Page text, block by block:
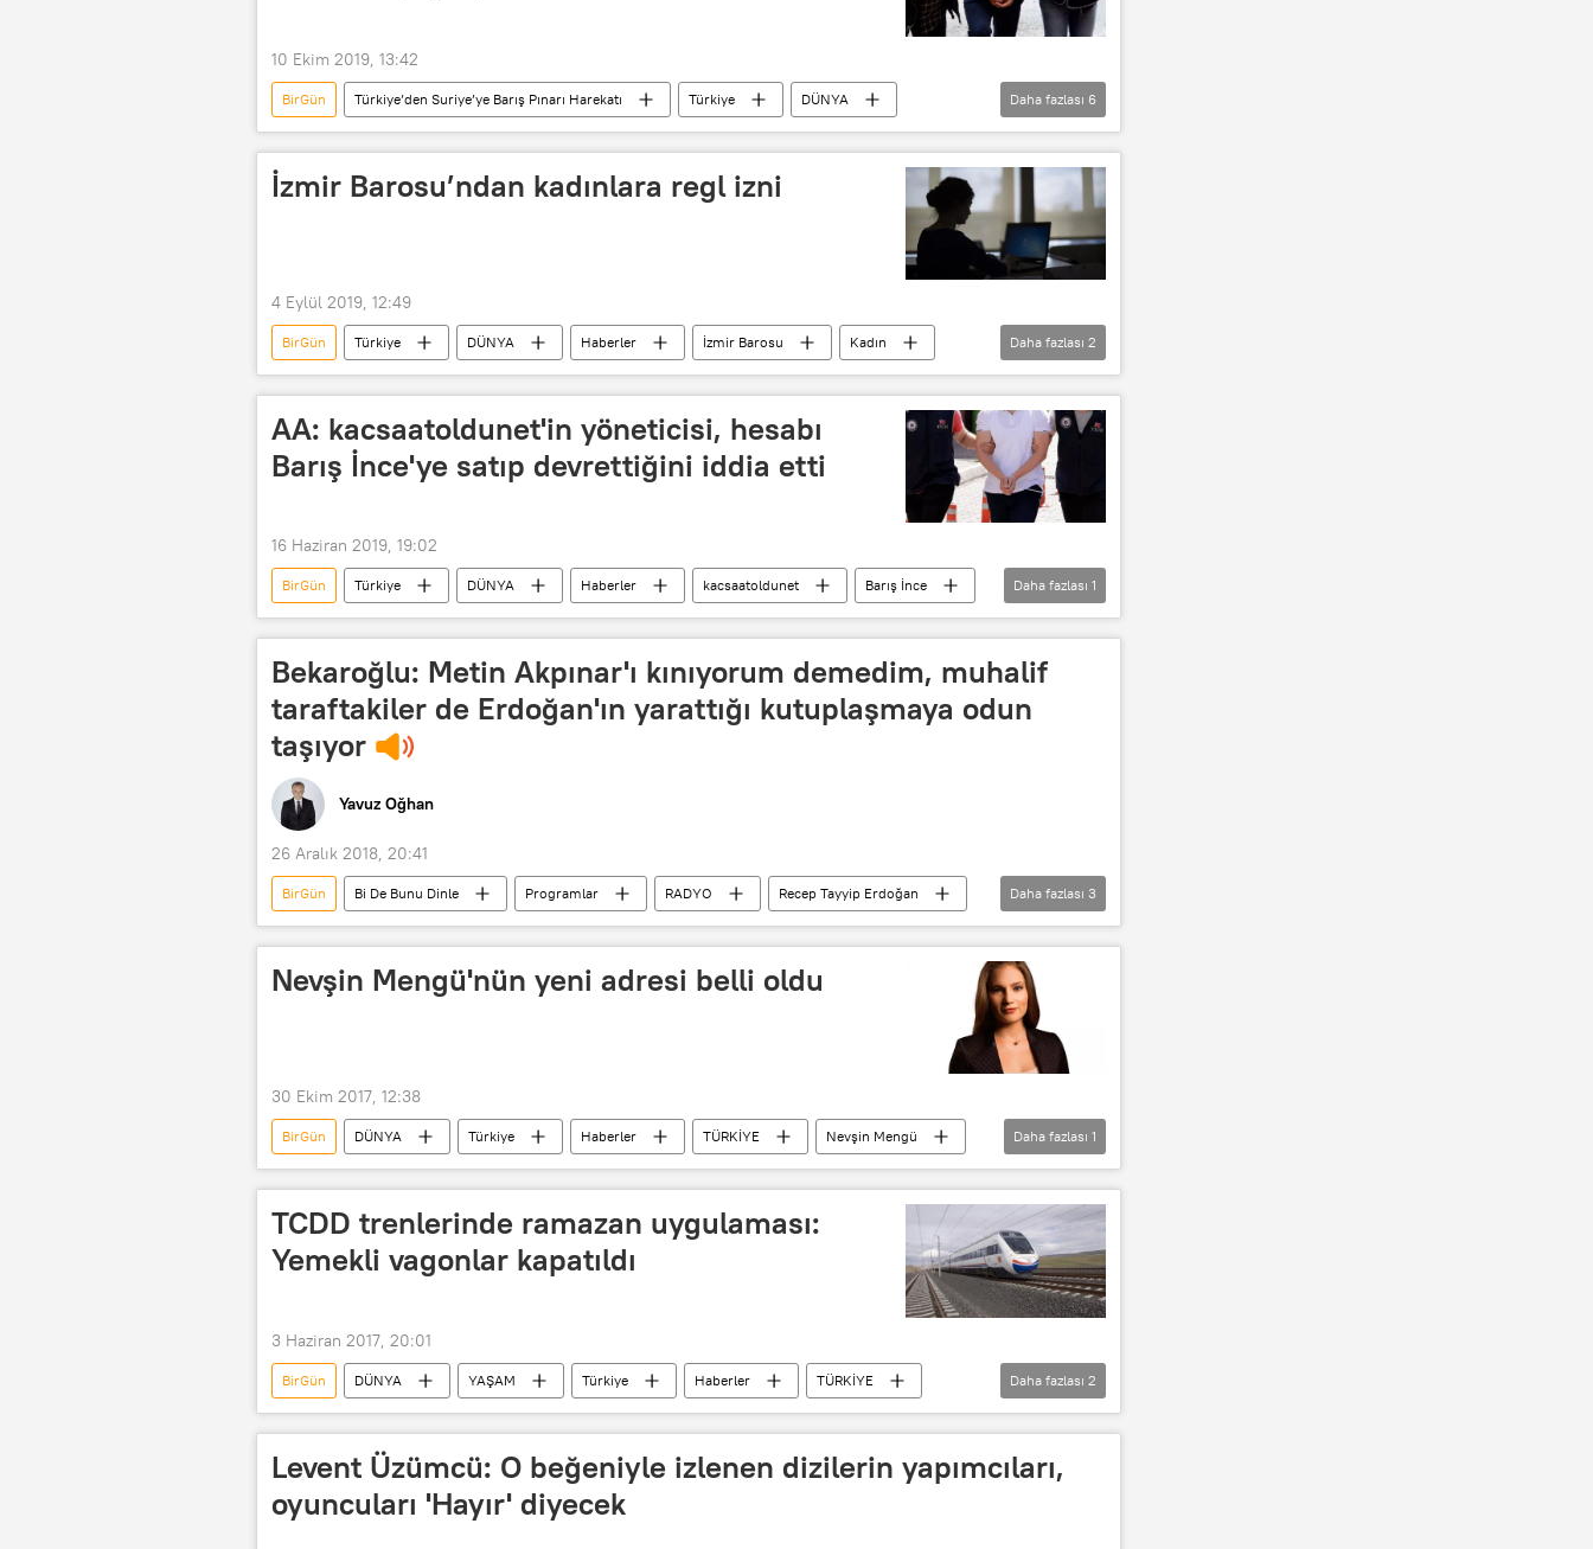
10 Ekim 2019, 13:42
BirGün Türkiye’den Suriye’ye Barış Pınarı Harekatı Türkiye
DÜNYA
Haberler
Barış Pınarı Harekatı Gözaltı BirGün Gazetesi
Diken
Daha fazlası 6
İzmir Barosu’ndan kadınlara regl izni
4 Eylül 2019, 12:49
BirGün Türkiye DÜNYA Haberler İzmir Barosu
Kadın
Regl
Perihan Çağrışım Kayadelen
Daha fazlası 2
AA: kacsaatoldunet'in yöneticisi, hesabı
Barış İnce'ye satıp devrettiğini iddia etti
16 Haziran 2019, 19:02
BirGün Türkiye DÜNYA Haberler kacsaatoldunet
Barış İnce
FETÖ
Daha fazlası 1
Bekaroğlu: Metin Akpınar'ı kınıyorum demedim, muhalif
taraftakiler de Erdoğan'ın yarattığı kutuplaşmaya odun
taşıyor
Yavuz Oğhan
26 Aralık 2018, 20:41
BirGün Bi De Bunu Dinle Programlar RADYO
Recep Tayyip Erdoğan
Mehmet Bekaroğlu
Metin Akpınar Cumhuriyet
Daha fazlası 3
Nevşin Mengü'nün yeni adresi belli oldu
30 Ekim 2017, 12:38
BirGün DÜNYA Türkiye Haberler TÜRKİYE
Nevşin Mengü
CNN Türk
Daha fazlası 1
TCDD trenlerinde ramazan uygulaması:
Yemekli vagonlar kapatıldı
3 Haziran 2017, 20:01
BirGün DÜNYA YAŞAM Türkiye Haberler
TÜRKİYE
TCDD
yemekli vagon
Daha fazlası 2
Levent Üzümcü: O beğeniyle izlenen dizilerin yapımcıları,
oyuncuları 'Hayır' diyecek